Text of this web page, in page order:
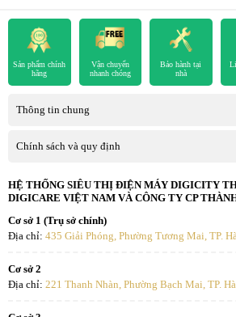
Sản phẩm chính
hãng
Vận chuyển
nhanh chóng
Bảo hành tại
nhà
Thông tin chung
Chính sách và quy định
HỆ THỐNG SIÊU THỊ ĐIỆN MÁY DIGICITY
DIGICARE VIỆT NAM VÀ CÔNG TY CP
Cơ sở 1 (Trụ sở chính)
Địa chỉ: 435 Giải Phóng, Phường Tương Mai, TP.
Cơ sở 2
Địa chỉ: 221 Thanh Nhàn, Phường Bạch Mai, TP.